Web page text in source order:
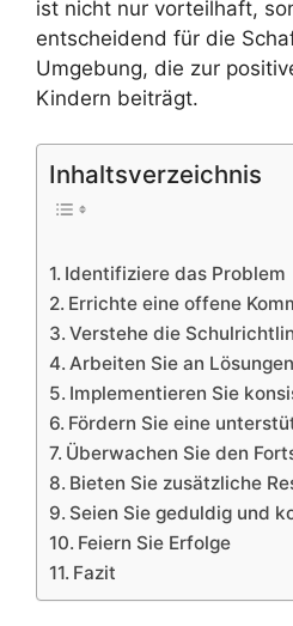
ist nicht nur vorteilhaft,
entscheidend für die
Umgebung, die zur
Kindern beiträgt.
Inhaltsverzeichnis
Identifiziere das Problem
Errichte eine offene
Verstehe die
Arbeiten Sie an
Implementieren Sie
Fördern Sie eine
Überwachen Sie den
Bieten Sie zusätzliche
Seien Sie geduldig und
Feiern Sie Erfolge
Fazit